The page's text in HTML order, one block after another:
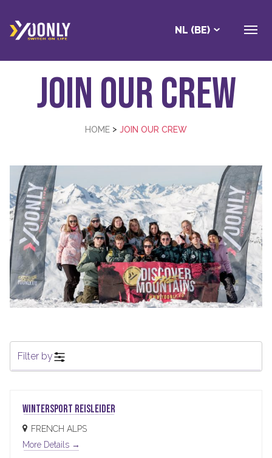
NL (BE)
Join our crew
HOME > JOIN OUR CREW
Filter by
Wintersport reisleider
FRENCH ALPS
More Details